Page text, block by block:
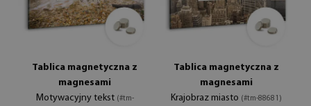
Tablica magnetyczna z
magnesami
Motywacyjny tekst (#tm-
Tablica magnetyczna z
magnesami
Krajobraz miasto (#tm-88681)